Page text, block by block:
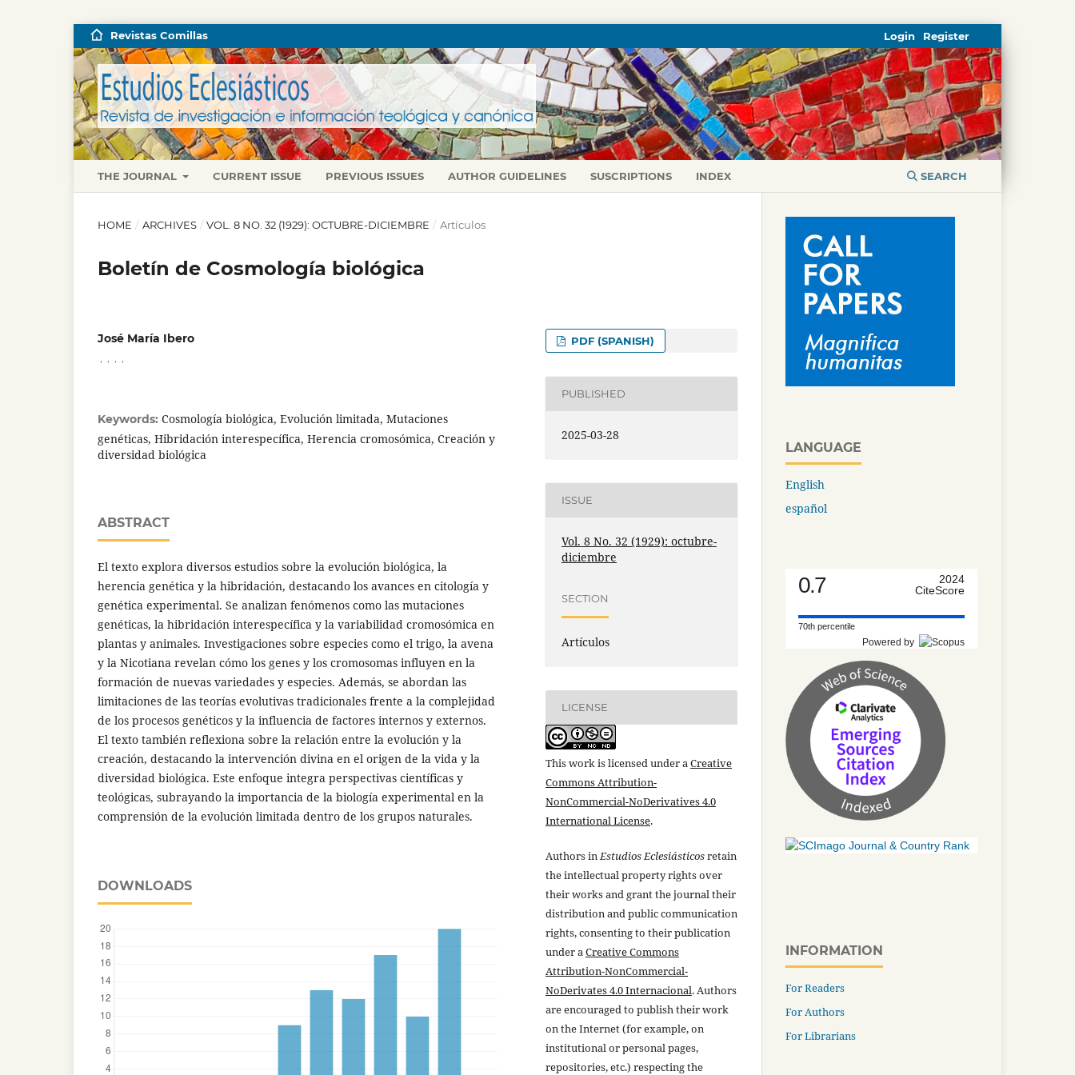
THE JOURNAL CURRENT ISSUE PREVIOUS ISSUES AUTHOR GUIDELINES SUSCRIPTIONS INDEX SEARCH
Revistas Comillas Register
Login
HOME / ARCHIVES / VOL. 8 NO. 32 (1929): OCTUBRE-DICIEMBRE / Artículos
Boletín de Cosmología biológica
José María Ibero
Keywords: Cosmología biológica, Evolución limitada, Mutaciones
genéticas, Hibridación interespecífica, Herencia cromosómica, Creación y
diversidad biológica
ABSTRACT
El texto explora diversos estudios sobre la evolución biológica, la
herencia genética y la hibridación, destacando los avances en citología y
genética experimental. Se analizan fenómenos como las mutaciones
genéticas, la hibridación interespecífica y la variabilidad cromosómica en
plantas y animales. Investigaciones sobre especies como el trigo, la avena
y la Nicotiana revelan cómo los genes y los cromosomas influyen en la
formación de nuevas variedades y especies. Además, se abordan las
limitaciones de las teorías evolutivas tradicionales frente a la complejidad
de los procesos genéticos y la influencia de factores internos y externos.
El texto también reflexiona sobre la relación entre la evolución y la
creación, destacando la intervención divina en el origen de la vida y la
diversidad biológica. Este enfoque integra perspectivas científicas y
teológicas, subrayando la importancia de la biología experimental en la
comprensión de la evolución limitada dentro de los grupos naturales.
DOWNLOADS
PDF (SPANISH)
PUBLISHED
2025-03-28
ISSUE
Vol. 8 No. 32 (1929): octubre-
diciembre
SECTION
Artículos
LICENSE
This work is licensed under aCreative
Commons Attribution-
NonCommercial-NoDerivatives 4.0
International License.
Authors inEstudios Eclesiásticosretain
the intellectual property rights over
their works and grant the journal their
distribution and public communication
rights, consenting to their publication
under aCreative Commons
Attribution-NonCommercial-
NoDerivates 4.0 Internacional. Authors
are encouraged to publish their work
on the Internet (for example, on
institutional or personal pages,
repositories, etc.) respecting the
LANGUAGE
English
español
0.7
2024
CiteScore
70th percentile
Powered by
INFORMATION
For Readers
For Authors
For Librarians